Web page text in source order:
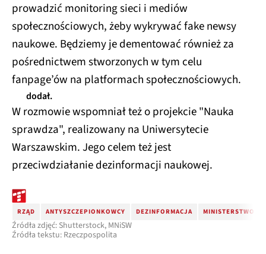
prowadzić monitoring sieci i mediów
społecznościowych, żeby wykrywać fake newsy
naukowe. Będziemy je dementować również za
pośrednictwem stworzonych w tym celu
fanpage’ów na platformach społecznościowych.
dodał.
W rozmowie wspomniał też o projekcie "Nauka
sprawdza", realizowany na Uniwersytecie
Warszawskim. Jego celem też jest
przeciwdziałanie dezinformacji naukowej.
RZĄD ANTYSZCZEPIONKOWCY DEZINFORMACJA MINISTERSTWO
Źródła zdjęć: Shutterstock, MNiSW
Źródła tekstu: Rzeczpospolita